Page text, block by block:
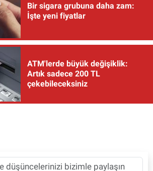
Bir sigara grubuna daha zam:
İşte yeni fiyatlar
ATM'lerde büyük değişiklik:
Artık sadece 200 TL
çekebileceksiniz